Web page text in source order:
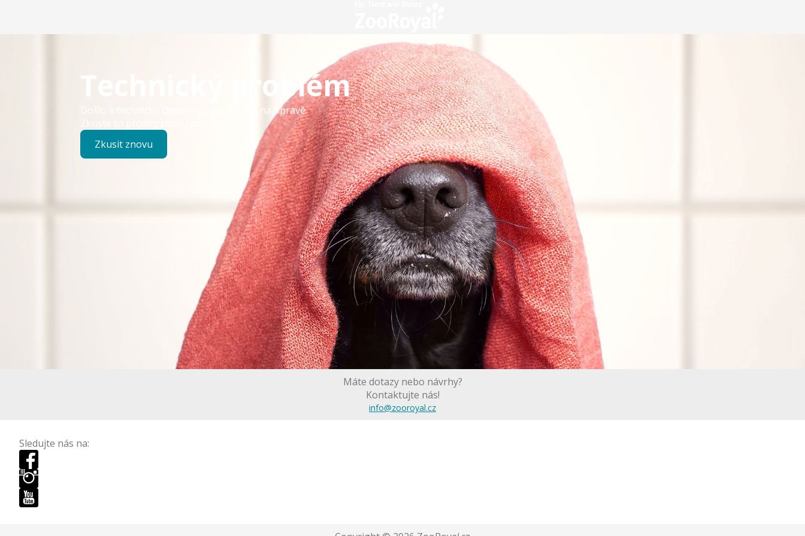
Technický problém
Došlo k technické chybě – již pracujeme na opravě.
Zkuste to prosím znovu později.
Zkusit znovu
Máte dotazy nebo návrhy?
Kontaktujte nás!
info@zooroyal.cz
Sledujte nás na: